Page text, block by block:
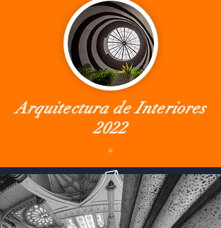
Arquitectura de Interiores
2022